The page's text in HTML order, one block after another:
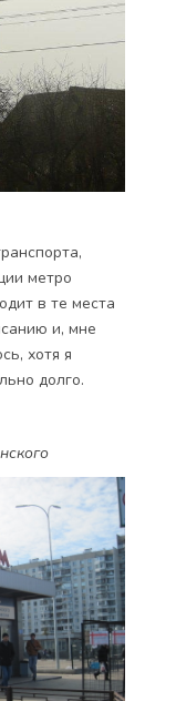
метро
в те места
и, мне
хотя я
долго.